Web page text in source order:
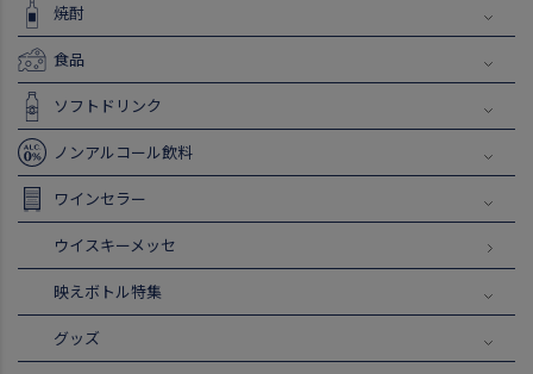
焼酎
食品
ソフトドリンク
ノンアルコール飲料
ワインセラー
ウイスキーメッセ
映えボトル特集
グッズ